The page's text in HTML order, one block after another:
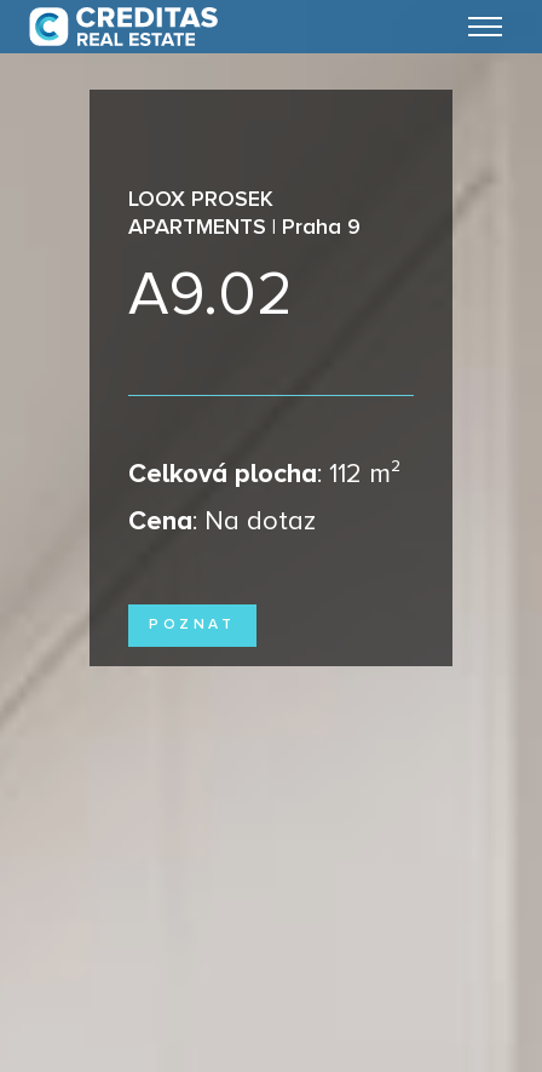
Menu
LOOX PROSEK
APARTMENTS | Praha 9
A9.02
Celková plocha: 112 m²
Cena: Na dotaz
POZNAT